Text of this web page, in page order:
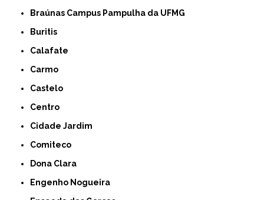
Braúnas Campus Pampulha da UFMG
Buritis
Calafate
Carmo
Castelo
Centro
Cidade Jardim
Comiteco
Dona Clara
Engenho Nogueira